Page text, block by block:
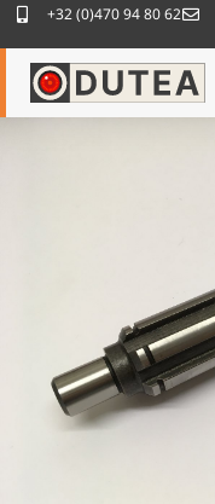
+32 (0)470 94 80 62